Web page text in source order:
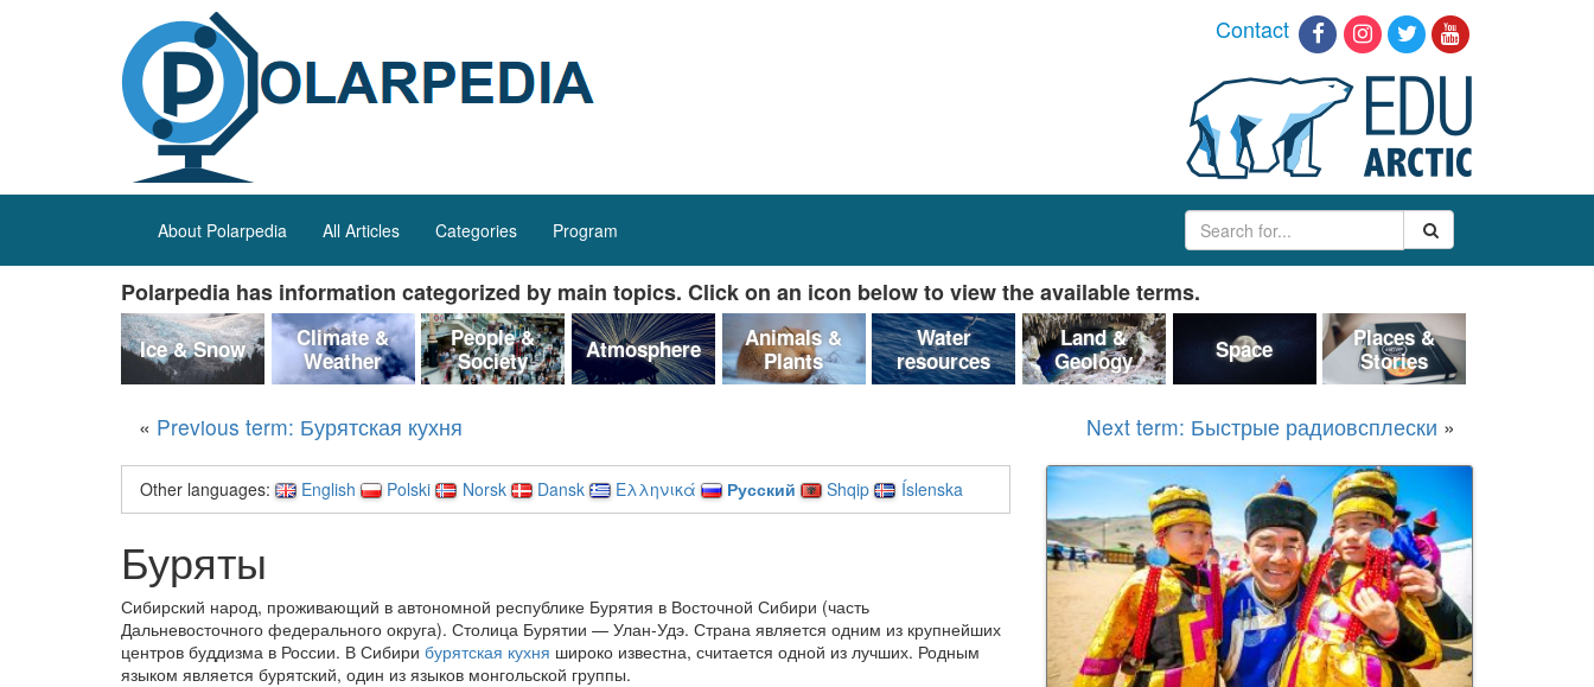
Contact
About Polarpedia All Articles Categories Program
Polarpedia has information categorized by main topics. Click on an icon below to view the available terms.
Ice & Snow
Climate &
Weather
People &
Society
Atmosphere
Animals &
Plants
Water
resources
Land &
Geology
Space
Places &
Stories
« Previous term: Бурятская кухня Next term: Быстрые радиовсплески »
Other languages: English Polski Norsk Dansk Ελληνικά Русский Shqip Íslenska
Буряты
Сибирский народ, проживающий в автономной республике Бурятия в Восточной Сибири (часть
Дальневосточного федерального округа). Столица Бурятии — Улан-Удэ. Страна является одним из крупнейших
центров буддизма в России. В Сибири бурятская кухня широко известна, считается одной из лучших. Родным
языком является бурятский, один из языков монгольской группы.